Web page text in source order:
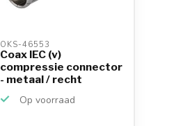
OKS-46553
Coax IEC (v)
compressie connector
- metaal / recht
Op voorraad